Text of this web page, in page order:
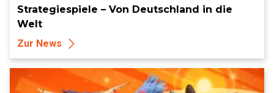
Strategiespiele – Von Deutschland in die
Welt
Zur News